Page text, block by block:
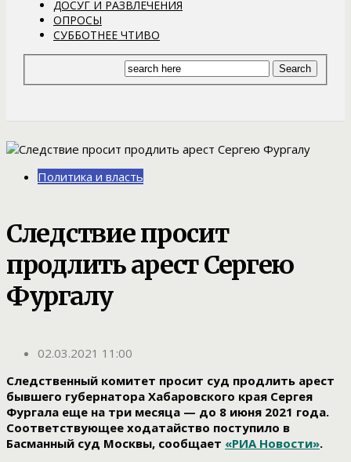
ДОСУГ И РАЗВЛЕЧЕНИЯ
ОПРОСЫ
СУББОТНЕЕ ЧТИВО
Политика и власть
Следствие просит
продлить арест Сергею
Фургалу
02.03.2021 11:00
Следственный комитет просит суд продлить арест
бывшего губернатора Хабаровского края Сергея
Фургала еще на три месяца — до 8 июня 2021 года.
Соответствующее ходатайство поступило в
Басманный суд Москвы, сообщает «РИА Новости».